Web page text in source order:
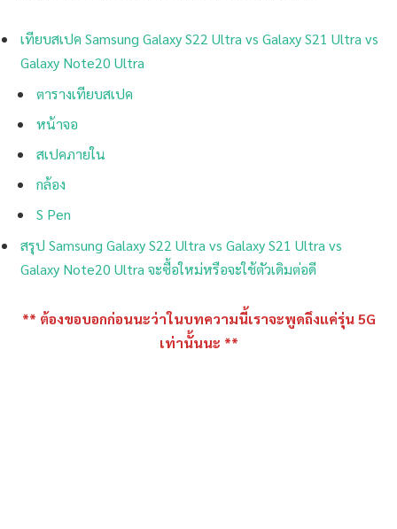
เทียบสเปค Samsung Galaxy S22 Ultra vs Galaxy S21 Ultra vs
Galaxy Note20 Ultra
ตารางเทียบสเปค
หน้าจอ
สเปคภายใน
กล้อง
S Pen
สรุป Samsung Galaxy S22 Ultra vs Galaxy S21 Ultra vs
Galaxy Note20 Ultra จะซื้อใหม่หรือจะใช้ตัวเดิมต่อดี
** ต้องขอบอกก่อนนะว่าในบทความนี้เราจะพูดถึงแค่รุ่น 5G
เท่านั้นนะ **